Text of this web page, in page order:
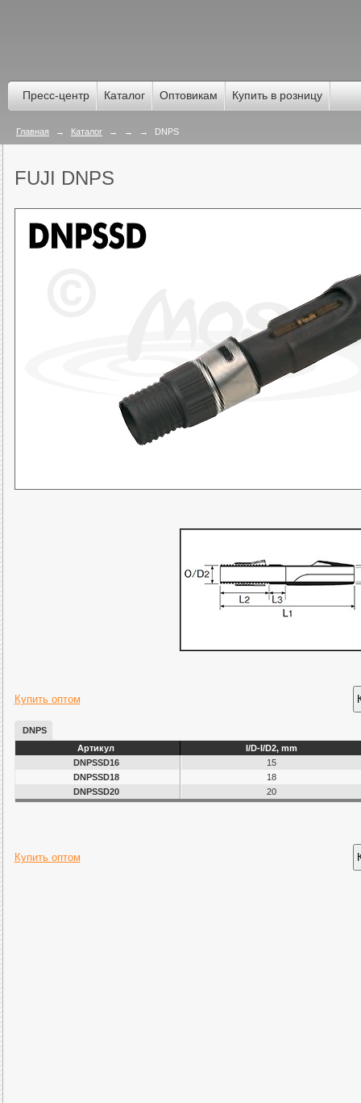
Пресс-центр Каталог Оптовикам Купить в розницу
Главная → Каталог → → → DNPS
FUJI DNPS
Купить оптом
DNPS
Артикул
I/D-I/D2, mm
DNPSSD16
15
DNPSSD18
18
DNPSSD20
20
Купить оптом